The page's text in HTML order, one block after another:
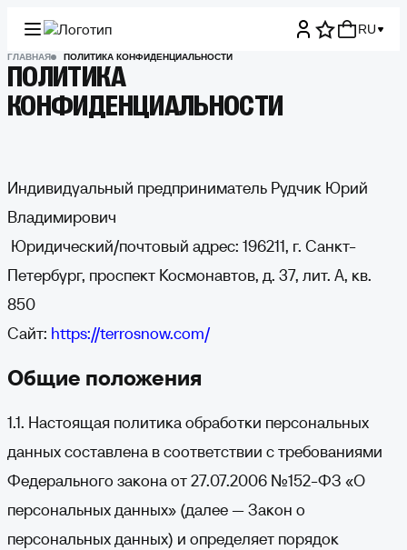
RU
ГЛАВНАЯ ПОЛИТИКА КОНФИДЕНЦИАЛЬНОСТИ
ПОЛИТИКА
КОНФИДЕНЦИАЛЬНОСТИ
Индивидуальный предприниматель Рудчик Юрий
Владимирович
Юридический/почтовый адрес: 196211, г. Санкт-
Петербург, проспект Космонавтов, д. 37, лит. А, кв.
850
Сайт: https://terrosnow.com/
Общие положения
1.1. Настоящая политика обработки персональных
данных составлена в соответствии с требованиями
Федерального закона от 27.07.2006 №152-ФЗ «О
персональных данных» (далее — Закон о
персональных данных) и определяет порядок